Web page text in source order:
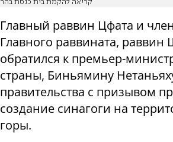
קריאה להקמת בית כנסת בהר
Главный раввин Цфата и
Главного раввината,
обратился к премьер-
страны, Биньямину
правительства с призывом
создание синагоги на
горы.